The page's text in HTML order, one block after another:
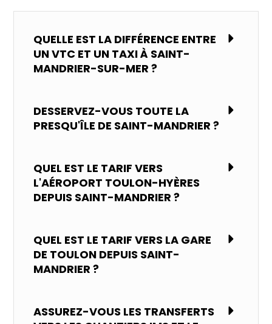
QUELLE EST LA DIFFÉRENCE ENTRE
UN VTC ET UN TAXI À SAINT-
MANDRIER-SUR-MER ?
DESSERVEZ-VOUS TOUTE LA
PRESQU'ÎLE DE SAINT-MANDRIER ?
QUEL EST LE TARIF VERS
L'AÉROPORT TOULON-HYÈRES
DEPUIS SAINT-MANDRIER ?
QUEL EST LE TARIF VERS LA GARE
DE TOULON DEPUIS SAINT-
MANDRIER ?
ASSUREZ-VOUS LES TRANSFERTS